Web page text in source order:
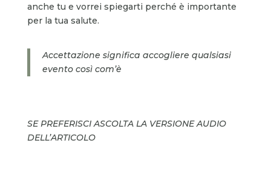
anche tu e vorrei spiegarti perché è importante
per la tua salute.
Accettazione significa accogliere qualsiasi
evento così com’è
SE PREFERISCI ASCOLTA LA VERSIONE AUDIO
DELL’ARTICOLO